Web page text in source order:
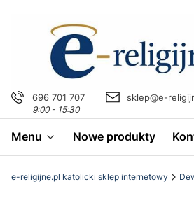
696 701 707
9:00 - 15:30
sklep@e-
Menu Nowe produkty
e-religijne.pl katolicki sklep internetowy